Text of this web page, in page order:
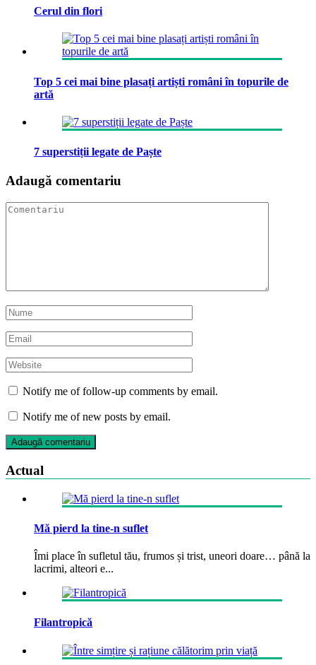
Cerul din flori
Top 5 cei mai bine plasați artiști români în topurile de
artă
7 superstiții legate de Paște
Adaugă comentariu
Notify me of follow-up comments by email.
Notify me of new posts by email.
Actual
Mă pierd la tine-n suflet
Îmi place în sufletul tău, frumos și trist, uneori doare… până la
lacrimi, alteori e...
Filantropică